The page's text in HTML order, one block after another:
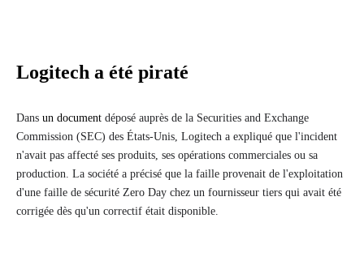
Logitech a été piraté
Dans un document déposé auprès de la Securities and Exchange
Commission (SEC) des États-Unis, Logitech a expliqué que l'incident
n'avait pas affecté ses produits, ses opérations commerciales ou sa
production. La société a précisé que la faille provenait de l'exploitation
d'une faille de sécurité Zero Day chez un fournisseur tiers qui avait été
corrigée dès qu'un correctif était disponible.